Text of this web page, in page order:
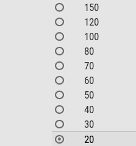
150
120
100
80
70
60
50
40
30
20